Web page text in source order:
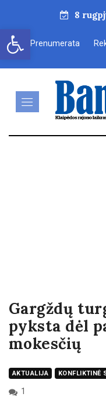
Open
8
Prenumerata
Gargždų
pyksta dėl
mokesčių
AKTUALIJA KONFLIKTINĖ
1